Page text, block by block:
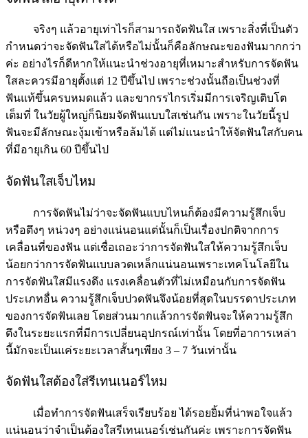
จริงๆ แล้วอายุเท่าไรก็สามารถจัดฟันใส เพราะสิ่งที่เป็นตัว
กำหนดว่าจะจัดฟันใสได้หรือไม่นั้นก็คือลักษณะของฟันมากกว่า
ค่ะ อย่างไรก็ดีหากให้แนะนำช่วงอายุที่เหมาะสำหรับการจัดฟัน
ใสละควรมีอายุตั้งแต่ 12 ปีขึ้นไป เพราะช่วงนั้นถือเป็นช่วงที่
ฟันแท้ขึ้นครบหมดแล้ว และขากรรไกรเริ่มมีการเจริญเติบโต
เต็มที่ ในวัยผู้ใหญ่ก็นิยมจัดฟันแบบใสเช่นกัน เพราะในวัยนี้รูป
ฟันจะมีลักษณะงุ้มเข้าหรือล้มได้ แต่ไม่แนะนำให้จัดฟันใสกับคน
ที่มีอายุเกิน 60 ปีขึ้นไป
จัดฟันใสเจ็บไหม
การจัดฟันไม่ว่าจะจัดฟันแบบไหนก็ต้องมีความรู้สึกเจ็บ
หรือตึงๆ หน่วงๆ อย่างแน่นอนแต่นั้นก็เป็นเรื่องปกติจากการ
เคลื่อนที่ของฟัน แต่เชื่อเถอะว่าการจัดฟันใสให้ความรู้สึกเจ็บ
น้อยกว่าการจัดฟันแบบลวดเหล็กแน่นอนเพราะเทคโนโลยีใน
การจัดฟันใสมีแรงดึง แรงเคลื่อนตัวที่ไม่เหมือนกับการจัดฟัน
ประเภทอื่น ความรู้สึกเจ็บปวดฟันจึงน้อยที่สุดในบรรดาประเภท
ของการจัดฟันเลย โดยส่วนมากแล้วการจัดฟันจะให้ความรู้สึก
ตึงในระยะแรกที่มีการเปลี่ยนอุปกรณ์เท่านั้น โดยที่อาการเหล่า
นี้มักจะเป็นแค่ระยะเวลาสั้นๆเพียง 3 – 7 วันเท่านั้น
จัดฟันใสต้องใส่รีเทนเนอร์ไหม
เมื่อทำการจัดฟันเสร็จเรียบร้อย ได้รอยยิ้มที่น่าพอใจแล้ว
แน่นอนว่าจำเป็นต้องใสรีเทนเนอร์เช่นกันค่ะ เพราะการจัดฟัน